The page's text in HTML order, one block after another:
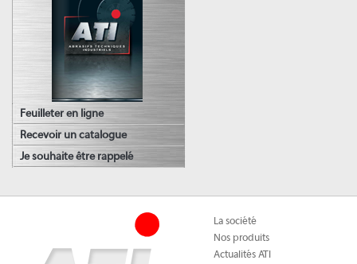
Feuilleter en ligne
Recevoir un catalogue
Je souhaite être rappelé
La société
Nos produits
Actualités ATI